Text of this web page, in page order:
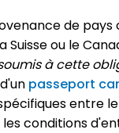
de
Suisse ou le
à cette
passeport
entre
conditions